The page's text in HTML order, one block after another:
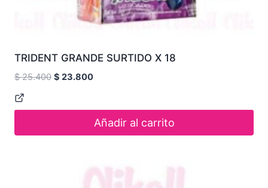
TRIDENT GRANDE SURTIDO X 18
$25.400 $ 23.800
Añadir al carrito